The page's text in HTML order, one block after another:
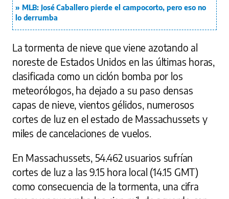
MLB: José Caballero pierde el campocorto, pero eso no
lo derrumba
La tormenta de nieve que viene azotando al
noreste de Estados Unidos en las últimas horas,
clasificada como un ciclón bomba por los
meteorólogos, ha dejado a su paso densas
capas de nieve, vientos gélidos, numerosos
cortes de luz en el estado de Massachussets y
miles de cancelaciones de vuelos.
En Massachussets, 54.462 usuarios sufrían
cortes de luz a las 9.15 hora local (14.15 GMT)
como consecuencia de la tormenta, una cifra